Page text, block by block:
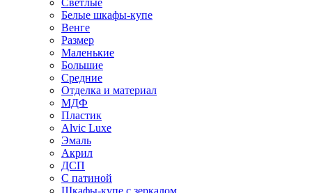
Светлые
Белые шкафы-купе
Венге
Размер
Маленькие
Большие
Средние
Отделка и материал
МДФ
Пластик
Alvic Luxe
Эмаль
Акрил
ДСП
С патиной
Шкафы-купе с зеркалом